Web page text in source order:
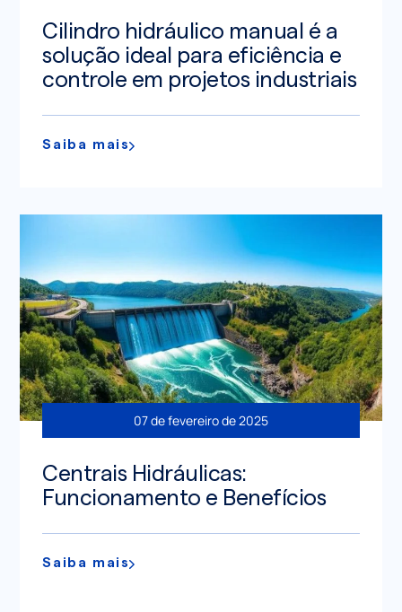
Cilindro hidráulico manual é a
solução ideal para eficiência e
controle em projetos industriais
Saiba mais
07 de fevereiro de 2025
Centrais Hidráulicas:
Funcionamento e Benefícios
Saiba mais